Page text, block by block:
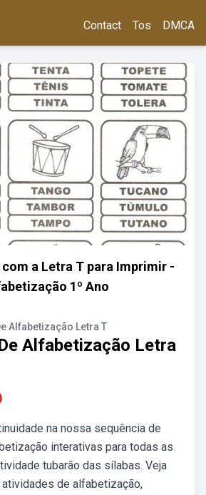
Contact Tos DMCA
a Letra T para Imprimir -
1º Ano
Alfabetização Letra T
Alfabetização Letra
na nossa sequência de
interativas para todas as
tubarão das sílabas. Veja
de alfabetização,